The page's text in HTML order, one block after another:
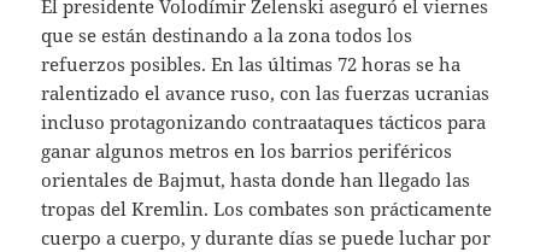
El presidente Volodímir Zelenski aseguró el viernes
que se están destinando a la zona todos los
refuerzos posibles. En las últimas 72 horas se ha
ralentizado el avance ruso, con las fuerzas ucranias
incluso protagonizando contraataques tácticos para
ganar algunos metros en los barrios periféricos
orientales de Bajmut, hasta donde han llegado las
tropas del Kremlin. Los combates son prácticamente
cuerpo a cuerpo, y durante días se puede luchar por